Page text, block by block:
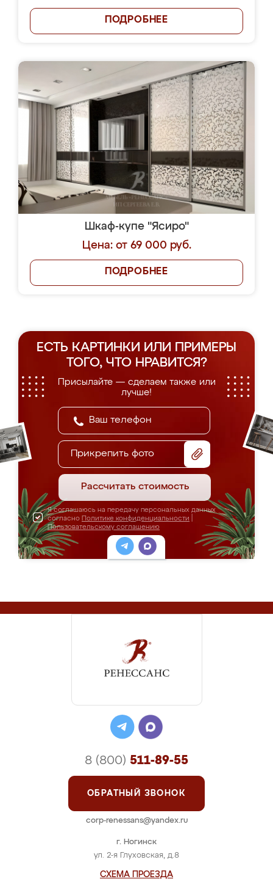
ПОДРОБНЕЕ
Шкаф-купе "Ясиро"
Цена: от 69 000 руб.
ПОДРОБНЕЕ
ЕСТЬ КАРТИНКИ ИЛИ ПРИМЕРЫ
ТОГО, ЧТО НРАВИТСЯ?
Присылайте — сделаем также или
лучше!
Прикрепить фото
Рассчитать стоимость
Я соглашаюсь на передачу персональных данных
согласно Политике конфиденциальности
Пользовательскому соглашению
г. Ногинск
ул. 2-я Глуховская, д.8
СХЕМА ПРОЕЗДА
8 (800) 511-89-55
ОБРАТНЫЙ ЗВОНОК
corp-renessans@yandex.ru